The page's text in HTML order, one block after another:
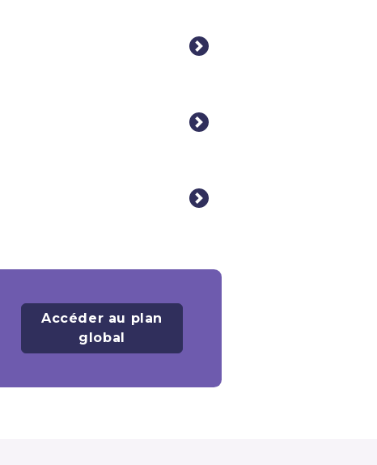
Accéder au plan
global